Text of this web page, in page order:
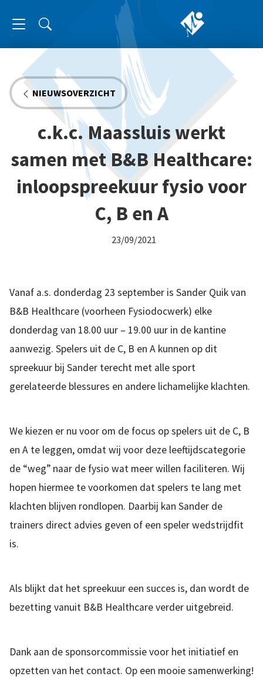
NIEUWSOVERZICHT
c.k.c. Maassluis werkt
samen met B&B Healthcare:
inloopspreekuur fysio voor
C, B en A
23/09/2021
Vanaf a.s. donderdag 23 september is Sander Quik van
B&B Healthcare (voorheen Fysiodocwerk) elke
donderdag van 18.00 uur – 19.00 uur in de kantine
aanwezig. Spelers uit de C, B en A kunnen op dit
spreekuur bij Sander terecht met alle sport
gerelateerde blessures en andere lichamelijke klachten.
We kiezen er nu voor om de focus op spelers uit de C, B
en A te leggen, omdat wij voor deze leeftijdscategorie
de “weg” naar de fysio wat meer willen faciliteren. Wij
hopen hiermee te voorkomen dat spelers te lang met
klachten blijven rondlopen. Daarbij kan Sander de
trainers direct advies geven of een speler wedstrijdfit
is.
Als blijkt dat het spreekuur een succes is, dan wordt de
bezetting vanuit B&B Healthcare verder uitgebreid.
Dank aan de sponsorcommissie voor het initiatief en
opzetten van het contact. Op een mooie samenwerking!